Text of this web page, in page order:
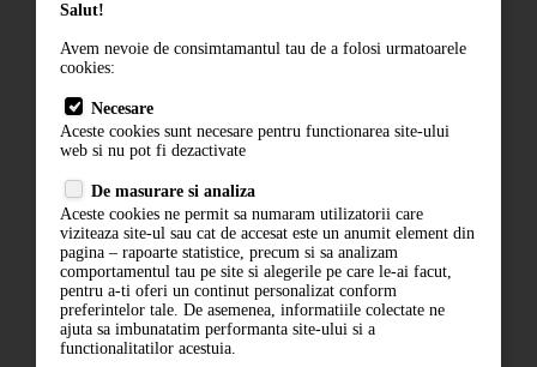
Cum comand
Livrare
Contact
Politica de confidentialitate
ANPC
Salut!
Avem nevoie de consimtamantul tau de a folosi urmatoarele
cookies:
Necesare
Aceste cookies sunt necesare pentru functionarea site-ului
web si nu pot fi dezactivate
De masurare si analiza
Aceste cookies ne permit sa numaram utilizatorii care
viziteaza site-ul sau cat de accesat este un anumit element din
pagina – rapoarte statistice, precum si sa analizam
comportamentul tau pe site si alegerile pe care le-ai facut,
pentru a-ti oferi un continut personalizat conform
preferintelor tale. De asemenea, informatiile colectate ne
ajuta sa imbunatatim performanta site-ului si a
functionalitatilor acestuia.